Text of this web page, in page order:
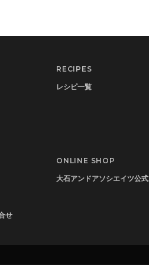
RECIPES
レシピ一覧
せ
ONLINE SHOP
大石アンドアソシエイツ公式